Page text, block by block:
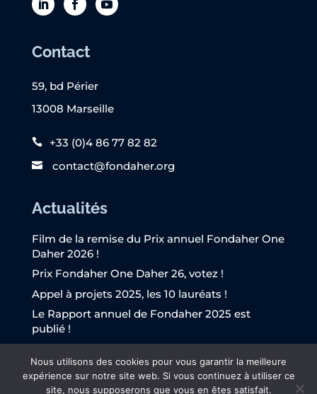
Contact
59, bd Périer
13008 Marseille
+33 (0)4 86 77 82 82
contact@fondaher.org
Actualités
Film de la remise du Prix annuel Fondaher One
Daher 2026 !
Prix Fondaher One Daher 26, votez !
Appel à projets 2025, les 10 lauréats !
Le Rapport annuel de Fondaher 2025 est
publié !
Nous utilisons des cookies pour vous garantir la meilleure
expérience sur notre site web. Si vous continuez à utiliser ce
site, nous supposerons que vous en êtes satisfait.